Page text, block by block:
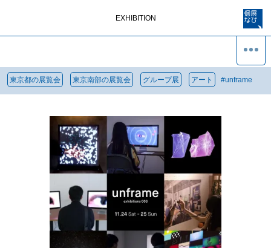
EXHIBITION
東京都の展覧会 東京南部の展覧会 グループ展 アート #unframe